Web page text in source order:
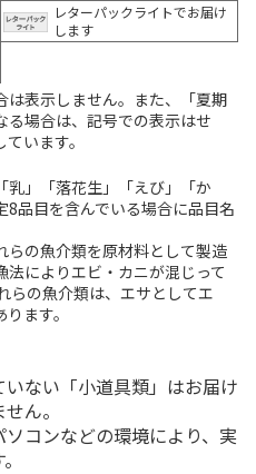
レターパックライトでお届け
します
は表示しません。また、「夏期
る場合は、記号での表示はせ
います。
乳」「落花生」「えび」「か
8品目を含んでいる場合に品目名
の魚介類を原材料として製造
によりエビ・カニが混じって
らの魚介類は、エサとしてエ
ます。
ない「小道具類」はお届け
ん。
コンなどの環境により、実